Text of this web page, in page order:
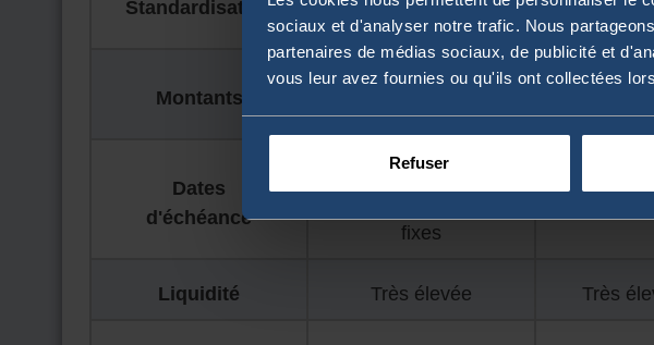
sociaux et d'analyser notre trafic. Nous
partenaires de médias sociaux, de publicité et
vous leur avez fournies ou qu'ils ont collectées
Refuser
Standardisation
Standardisés
Sur-
Montants
💰 Fixes
par contrat
Dates
d'échéance
📅 Dates
fixes
Liquidité Très élevée Très